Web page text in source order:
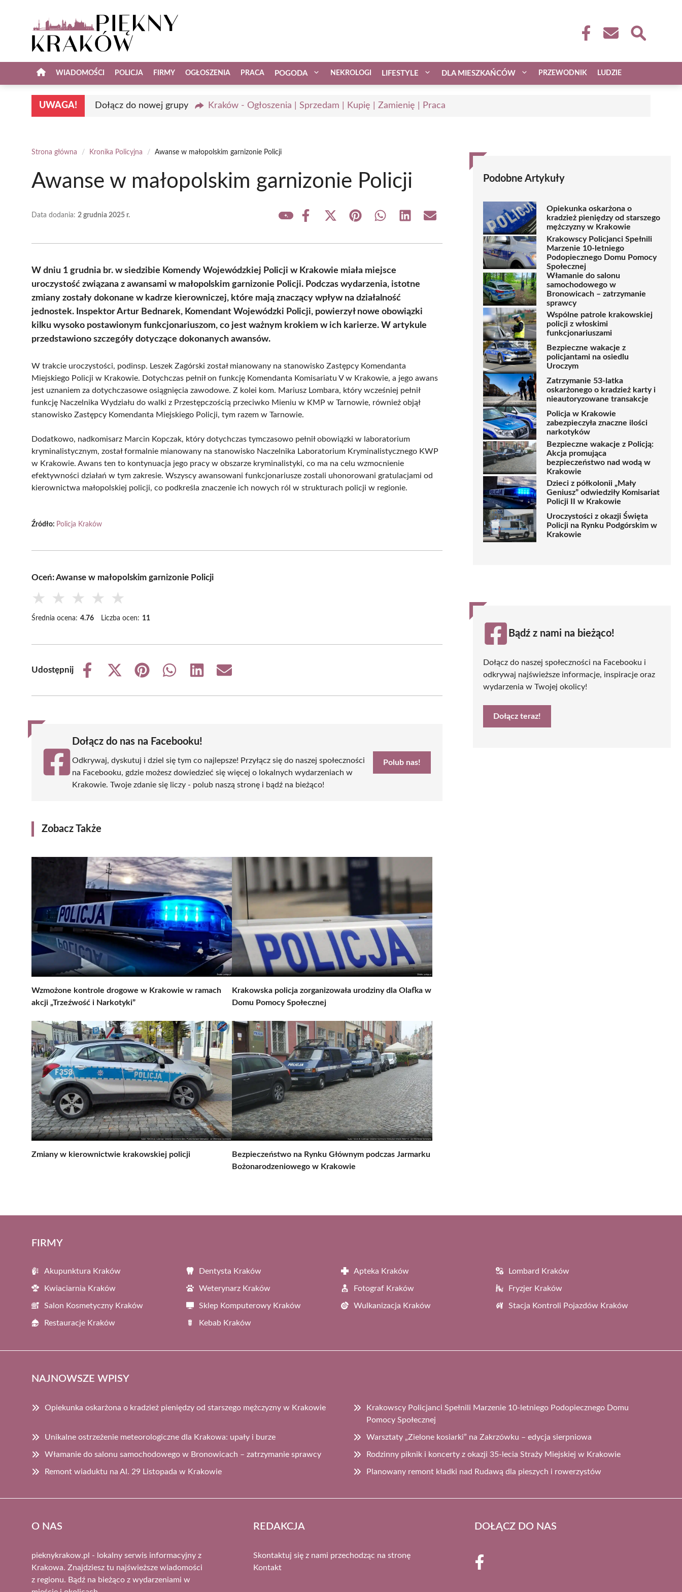
WIADOMOŚCI POLICJA FIRMY OGŁOSZENIA PRACA POGODA NEKROLOGI LIFESTYLE DLA MIESZKAŃCÓW PRZEWODNIK LUDZIE
UWAGA! Dołącz do nowej grupy Kraków - Ogłoszenia | Sprzedam | Kupię | Zamienię | Praca
Strona główna / Kronika Policyjna / Awanse w małopolskim garnizonie Policji
Awanse w małopolskim garnizonie Policji
Data dodania: 2 grudnia 2025 r.
Share
Share
(Twitter)
Share Share Share Share
W dniu 1 grudnia br. w siedzibie Komendy Wojewódzkiej Policji w Krakowie miała miejsce
uroczystość związana z awansami w małopolskim garnizonie Policji. Podczas wydarzenia, istotne
zmiany zostały dokonane w kadrze kierowniczej, które mają znaczący wpływ na działalność
jednostek. Inspektor Artur Bednarek, Komendant Wojewódzki Policji, powierzył nowe obowiązki
kilku wysoko postawionym funkcjonariuszom, co jest ważnym krokiem w ich karierze. W artykule
przedstawiono szczegóły dotyczące dokonanych awansów.
W trakcie uroczystości, podinsp. Leszek Zagórski został mianowany na stanowisko Zastępcy Komendanta
Miejskiego Policji w Krakowie. Dotychczas pełnił on funkcję Komendanta Komisariatu V w Krakowie, a jego awans
jest uznaniem za dotychczasowe osiągnięcia zawodowe. Z kolei kom. Mariusz Lombara, który wcześniej pełnił
funkcję Naczelnika Wydziału do walki z Przestępczością przeciwko Mieniu w KMP w Tarnowie, również objął
stanowisko Zastępcy Komendanta Miejskiego Policji, tym razem w Tarnowie.
Dodatkowo, nadkomisarz Marcin Kopczak, który dotychczas tymczasowo pełnił obowiązki w laboratorium
kryminalistycznym, został formalnie mianowany na stanowisko Naczelnika Laboratorium Kryminalistycznego KWP
w Krakowie. Awans ten to kontynuacja jego pracy w obszarze kryminalistyki, co ma na celu wzmocnienie
efektywności działań w tym zakresie. Wszyscy awansowani funkcjonariusze zostali uhonorowani gratulacjami od
kierownictwa małopolskiej policji, co podkreśla znaczenie ich nowych ról w strukturach policji w regionie.
Źródło: Policja Kraków
Oceń: Awanse w małopolskim garnizonie Policji
★ ★ ★ ★ ★
Średnia ocena: 4.76 Liczba ocen: 11
Udostępnij
Share
Share
(Twitter)
Share
Share
Share
Share
Dołącz do nas na Facebooku!
Odkrywaj, dyskutuj i dziel się tym co najlepsze! Przyłącz się do naszej społeczności
na Facebooku, gdzie możesz dowiedzieć się więcej o lokalnych wydarzeniach w
Krakowie. Twoje zdanie się liczy - polub naszą stronę i bądź na bieżąco!
Polub nas!
Zobacz Także
Wzmożone kontrole drogowe w Krakowie w ramach
akcji „Trzeźwość i Narkotyki”
Krakowska policja zorganizowała urodziny dla Olafka w
Domu Pomocy Społecznej
Zmiany w kierownictwie krakowskiej policji
Bezpieczeństwo na Rynku Głównym podczas Jarmarku
Bożonarodzeniowego w Krakowie
Podobne Artykuły
Opiekunka oskarżona o
kradzież pieniędzy od starszego
mężczyzny w Krakowie
Krakowscy Policjanci Spełnili
Marzenie 10-letniego
Podopiecznego Domu Pomocy
Społecznej
Włamanie do salonu
samochodowego w
Bronowicach – zatrzymanie
sprawcy
Wspólne patrole krakowskiej
policji z włoskimi
funkcjonariuszami
Bezpieczne wakacje z
policjantami na osiedlu
Uroczym
Zatrzymanie 53-latka
oskarżonego o kradzież karty i
nieautoryzowane transakcje
Policja w Krakowie
zabezpieczyła znaczne ilości
narkotyków
Bezpieczne wakacje z Policją:
Akcja promująca
bezpieczeństwo nad wodą w
Krakowie
Dzieci z półkolonii „Mały
Geniusz” odwiedziły Komisariat
Policji II w Krakowie
Uroczystości z okazji Święta
Policji na Rynku Podgórskim w
Krakowie
Bądź z nami na bieżąco!
Dołącz do naszej społeczności na Facebooku i
odkrywaj najświeższe informacje, inspiracje oraz
wydarzenia w Twojej okolicy!
Dołącz teraz!
FIRMY
Akupunktura Kraków Dentysta Kraków Apteka Kraków Lombard Kraków
Kwiaciarnia Kraków Weterynarz Kraków Fotograf Kraków Fryzjer Kraków
Salon Kosmetyczny Kraków Sklep Komputerowy Kraków Wulkanizacja Kraków Stacja Kontroli Pojazdów Kraków
Restauracje Kraków Kebab Kraków
NAJNOWSZE WPISY
Opiekunka oskarżona o kradzież pieniędzy od starszego mężczyzny w Krakowie
Krakowscy Policjanci Spełnili Marzenie 10-letniego Podopiecznego Domu
Pomocy Społecznej
Unikalne ostrzeżenie meteorologiczne dla Krakowa: upały i burze Warsztaty „Zielone kosiarki” na Zakrzówku – edycja sierpniowa
Włamanie do salonu samochodowego w Bronowicach – zatrzymanie sprawcy Rodzinny piknik i koncerty z okazji 35-lecia Straży Miejskiej w Krakowie
Remont wiaduktu na Al. 29 Listopada w Krakowie Planowany remont kładki nad Rudawą dla pieszych i rowerzystów
O NAS
pieknykrakow.pl - lokalny serwis informacyjny z
Krakowa. Znajdziesz tu najświeższe wiadomości
z regionu. Bądź na bieżąco z wydarzeniami w
REDAKCJA
Skontaktuj się z nami przechodząc na stronę
Kontakt
DOŁĄCZ DO NAS